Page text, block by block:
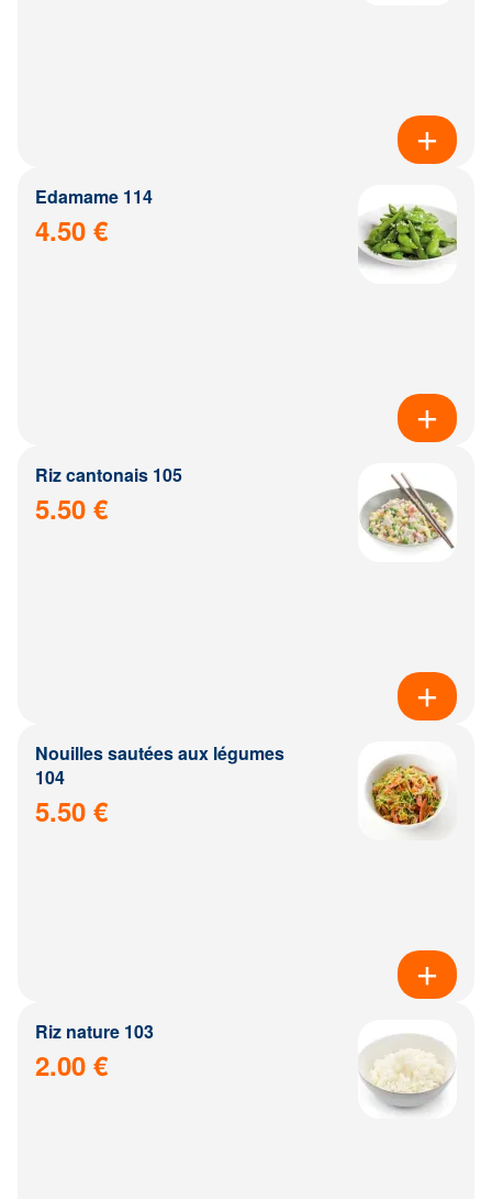
Edamame 114
4.50 €
Riz cantonais 105
5.50 €
Nouilles sautées aux légumes
104
5.50 €
Riz nature 103
2.00 €